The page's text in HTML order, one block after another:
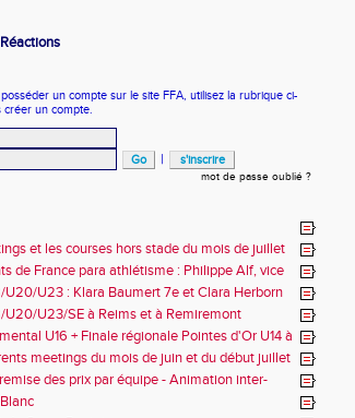
un compte sur le site FFA, utilisez la rubrique ci-
créer un compte.
|
mot de passe oublié ?
et les courses hors stade du mois de juillet
de France para athlétisme : Philippe Alf, vice
multiples médaillés aux France
U20/U23 : Klara Baumert 7e et Clara Herborn
U20/U23/SE à Reims et à Remiremont
U16 + Finale régionale Pointes d'Or U14 à
meetings du mois de juin et du début juillet
des prix par équipe - Animation inter-